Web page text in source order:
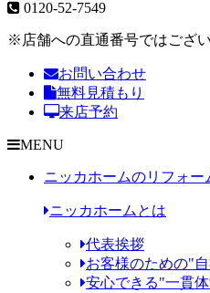
0120-52-7549
※店舗への直通番号ではござ
お問い合わせ
無料見積もり
来店予約
MENU
ニッカホームのリフォー
ニッカホームとは
代表挨拶
お客様のための"
安心できる"一貫